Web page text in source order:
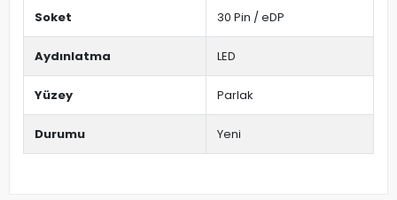
Soket 30 Pin / eDP
Aydınlatma LED
Yüzey Parlak
Durumu Yeni